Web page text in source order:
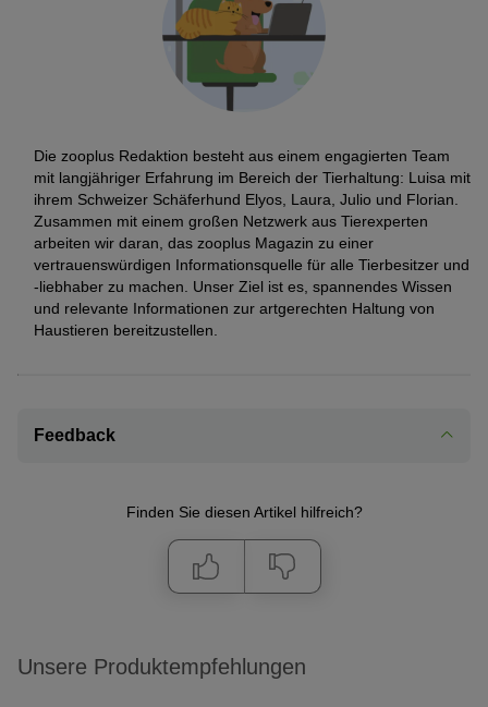
Die zooplus Redaktion besteht aus einem engagierten Team
mit langjähriger Erfahrung im Bereich der Tierhaltung: Luisa mit
ihrem Schweizer Schäferhund Elyos, Laura, Julio und Florian.
Zusammen mit einem großen Netzwerk aus Tierexperten
arbeiten wir daran, das zooplus Magazin zu einer
vertrauenswürdigen Informationsquelle für alle Tierbesitzer und
-liebhaber zu machen. Unser Ziel ist es, spannendes Wissen
und relevante Informationen zur artgerechten Haltung von
Haustieren bereitzustellen.
Feedback
Finden Sie diesen Artikel hilfreich?
Unsere Produktempfehlungen